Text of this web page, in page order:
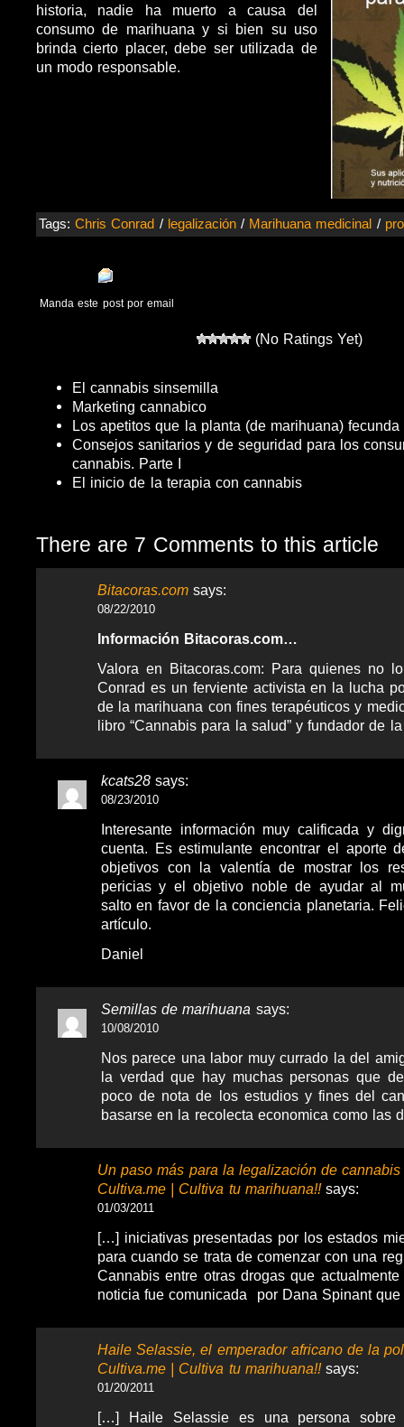
historia, nadie ha muerto a causa del
consumo de marihuana y si bien su uso
brinda cierto placer, debe ser utilizada de
un modo responsable.
Tags:Chris Conrad / legalización/ Marihuana medicinal /
Manda este post por email
(No Ratings Yet)
El cannabis sinsemilla
Marketing cannabico
Los apetitos que la planta (de marihuana) fecunda
Consejos sanitarios y de seguridad para los
cannabis. Parte I
El inicio de la terapia con cannabis
There are 7 Comments to this article
Bitacoras.com says:
08/22/2010
Información Bitacoras.com…
Valora en Bitacoras.com: Para quienes no
Conrad es un ferviente activista en la lucha
de la marihuana con fines terapéuticos y
libro “Cannabis para la salud” y fundador de
kcats28 says:
08/23/2010
Interesante información muy calificada y
cuenta. Es estimulante encontrar el aporte
objetivos con la valentía de mostrar los
pericias y el objetivo noble de ayudar al
salto en favor de la conciencia planetaria.
artículo.
Daniel
Semillas de marihuana says:
10/08/2010
Nos parece una labor muy currado la del
la verdad que hay muchas personas que
poco de nota de los estudios y fines del
basarse en la recolecta economica como las
Un paso más para la legalización de
Cultiva.me | Cultiva tu marihuana!!says:
01/03/2011
[…] iniciativas presentadas por los estados
para cuando se trata de comenzar con una
Cannabis entre otras drogas que
noticia fue comunicada por Dana Spinant
Haile Selassie, el emperador africano de la
Cultiva.me | Cultiva tu marihuana!!says:
01/20/2011
[…] Haile Selassie es una persona sobre